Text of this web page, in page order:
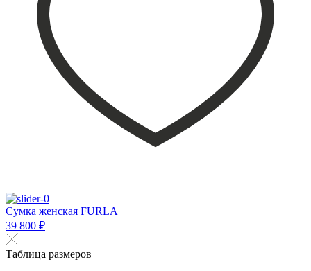
Сумка женская FURLA
39 800 ₽
Таблица размеров